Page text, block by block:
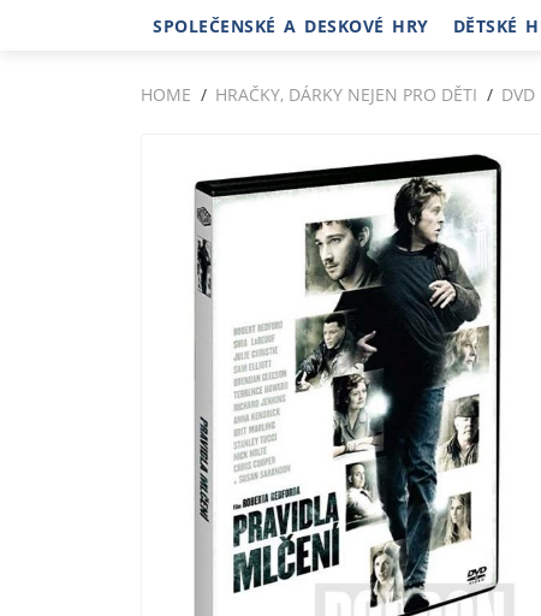
SPOLEČENSKÉ A DESKOVÉ HRY DĚTSKÉ
HOME HRAČKY, DÁRKY NEJEN PRO DĚTI DVD